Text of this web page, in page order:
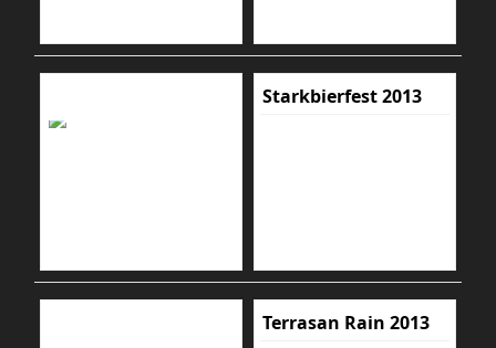
Starkbierfest 2013
Terrasan Rain 2013